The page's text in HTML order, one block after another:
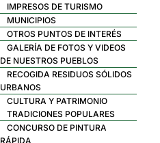
IMPRESOS DE TURISMO
MUNICIPIOS
OTROS PUNTOS DE INTERÉS
GALERÍA DE FOTOS Y VIDEOS
DE NUESTROS PUEBLOS
RECOGIDA RESIDUOS SÓLIDOS
URBANOS
CULTURA Y PATRIMONIO
TRADICIONES POPULARES
CONCURSO DE PINTURA
RÁPIDA